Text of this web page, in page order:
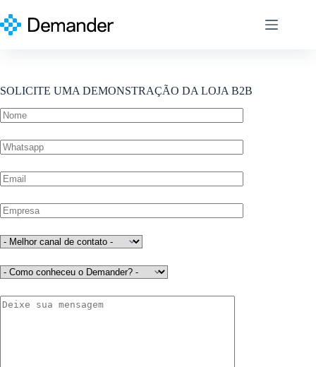
para
o
SOLICITE UMA DEMONSTRAÇÃO DA LOJA B2B